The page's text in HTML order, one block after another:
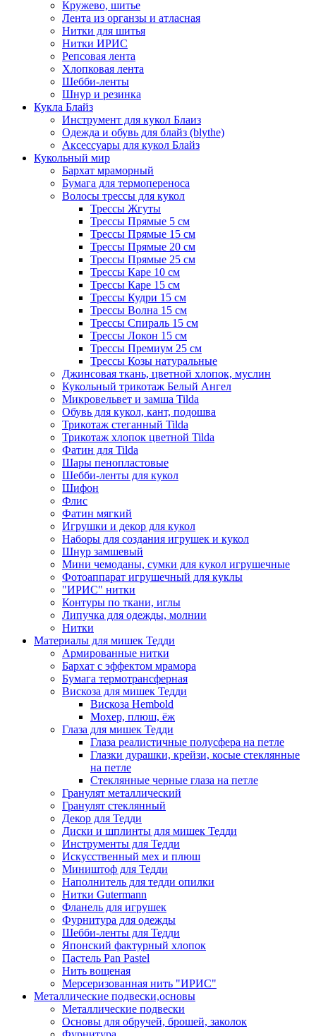
Кружево, шитье
Лента из органзы и атласная
Нитки для шитья
Нитки ИРИС
Репсовая лента
Хлопковая лента
Шебби-ленты
Шнур и резинка
Кукла Блайз
Инструмент для кукол Блаиз
Одежда и обувь для блайз (blythe)
Аксессуары для кукол Блайз
Кукольный мир
Бархат мраморный
Бумага для термопереноса
Волосы трессы для кукол
Трессы Жгуты
Трессы Прямые 5 см
Трессы Прямые 15 см
Трессы Прямые 20 см
Трессы Прямые 25 см
Трессы Каре 10 см
Трессы Каре 15 см
Трессы Кудри 15 см
Трессы Волна 15 см
Трессы Спираль 15 см
Трессы Локон 15 см
Трессы Премиум 25 см
Трессы Козы натуральные
Джинсовая ткань, цветной хлопок, муслин
Кукольный трикотаж Белый Ангел
Микровельвет и замша Tilda
Обувь для кукол, кант, подошва
Трикотаж стеганный Tilda
Трикотаж хлопок цветной Tilda
Фатин для Tilda
Шары пенопластовые
Шебби-ленты для кукол
Шифон
Флис
Фатин мягкий
Игрушки и декор для кукол
Наборы для создания игрушек и кукол
Шнур замшевый
Мини чемоданы, сумки для кукол игрушечные
Фотоаппарат игрушечный для куклы
"ИРИС" нитки
Контуры по ткани, иглы
Липучка для одежды, молнии
Нитки
Материалы для мишек Тедди
Армированные нитки
Бархат с эффектом мрамора
Бумага термотрансферная
Вискоза для мишек Тедди
Вискоза Hembold
Мохер, плюш, ёж
Глаза для мишек Тедди
Глаза реалистичные полусфера на петле
Глазки дурашки, крейзи, косые стеклянные
на петле
Стеклянные черные глаза на петле
Гранулят металлический
Гранулят стеклянный
Декор для Тедди
Диски и шплинты для мишек Тедди
Инструменты для Тедди
Искусственный мех и плюш
Миништоф для Тедди
Наполнитель для тедди опилки
Нитки Gutermann
Фланель для игрушек
Фурнитура для одежды
Шебби-ленты для Тедди
Японский фактурный хлопок
Пастель Pan Pastel
Нить вощеная
Мерсеризованная нить "ИРИС"
Металлические подвески,основы
Металлические подвески
Основы для обручей, брошей, заколок